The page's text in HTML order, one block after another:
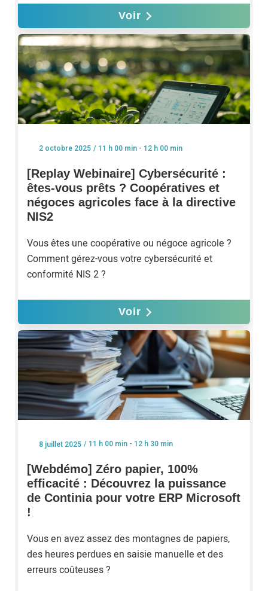
Voir
2 octobre 2025 / 11 h 00 min - 12 h 00 min
[Replay Webinaire] Cybersécurité :
êtes-vous prêts ? Coopératives et
négoces agricoles face à la directive
NIS2
Vous êtes une coopérative ou négoce agricole ?
Comment gérez-vous votre cybersécurité et
conformité NIS 2 ?
Voir
8 juillet 2025 / 11 h 00 min - 12 h 30 min
[Webdémo] Zéro papier, 100%
efficacité : Découvrez la puissance
de Continia pour votre ERP Microsoft
!
Vous en avez assez des montagnes de papiers,
des heures perdues en saisie manuelle et des
erreurs coûteuses ?